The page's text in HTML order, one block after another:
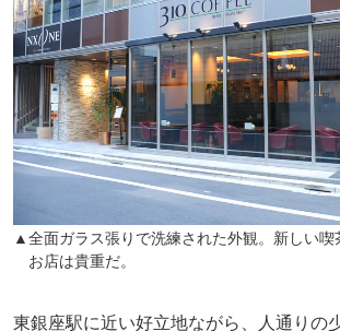
▲全面ガラス張りで洗練された外観。新しい
お店は貴重だ。
東銀座駅に近い好立地ながら、人通りの